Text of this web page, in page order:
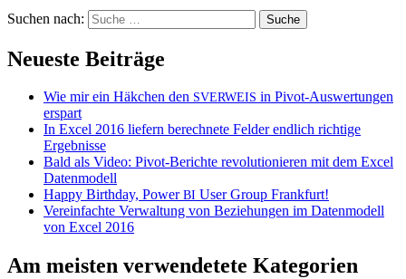
Suchen nach:
Neueste Beiträge
Wie mir ein Häkchen den SVERWEIS in Pivot-Auswertungen
erspart
In Excel 2016 liefern berechnete Felder endlich richtige
Ergebnisse
Bald als Video: Pivot-Berichte revolutionieren mit dem Excel
Datenmodell
Happy Birthday, PowerBI User Group Frankfurt!
Vereinfachte Verwaltung von Beziehungen im Datenmodell
von Excel 2016
Am meisten verwendetete Kategorien